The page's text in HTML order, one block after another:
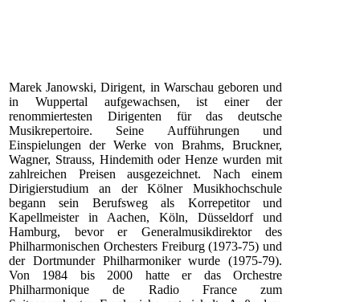
Marek Janowski, Dirigent, in Warschau geboren und
in Wuppertal aufgewachsen, ist einer der
renommiertesten Dirigenten für das deutsche
Musikrepertoire. Seine Aufführungen und
Einspielungen der Werke von Brahms, Bruckner,
Wagner, Strauss, Hindemith oder Henze wurden mit
zahlreichen Preisen ausgezeichnet. Nach einem
Dirigierstudium an der Kölner Musikhochschule
begann sein Berufsweg als Korrepetitor und
Kapellmeister in Aachen, Köln, Düsseldorf und
Hamburg, bevor er Generalmusikdirektor des
Philharmonischen Orchesters Freiburg (1973-75) und
der Dortmunder Philharmoniker wurde (1975-79).
Von 1984 bis 2000 hatte er das Orchestre
Philharmonique de Radio France zum